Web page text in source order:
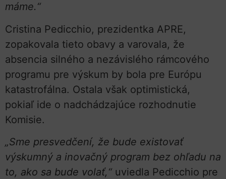
máme.“
Cristina Pedicchio, prezidentka APRE,
zopakovala tieto obavy a varovala, že
absencia silného a nezávislého rámcového
programu pre výskum by bola pre Európu
katastrofálna. Ostala však optimistická,
pokiaľ ide o nadchádzajúce rozhodnutie
Komisie.
„Sme presvedčení, že bude existovať
výskumný a inovačný program bez ohľadu na
to, ako sa bude volať,“ uviedla Pedicchio pre